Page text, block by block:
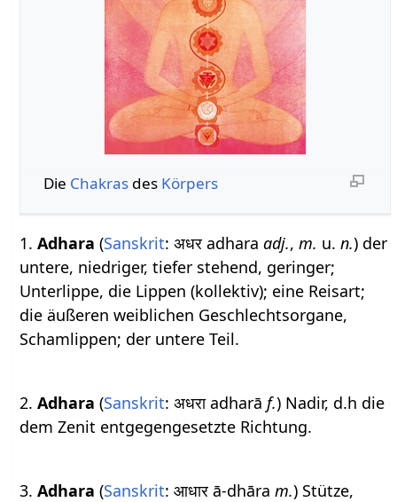
Die Chakrasdes Körpers
1.Adhara (Sanskrit: अधर adharaadj.,m. u.n.) der
untere, niedriger, tiefer stehend, geringer;
Unterlippe, die Lippen (kollektiv); eine Reisart;
die äußeren weiblichen Geschlechtsorgane,
Schamlippen; der untere Teil.
2.Adhara (Sanskrit: अधरा adharāf.) Nadir, d.h die
dem Zenit entgegengesetzte Richtung.
3.Adhara (Sanskrit: आधार ā-dhāram.) Stütze,